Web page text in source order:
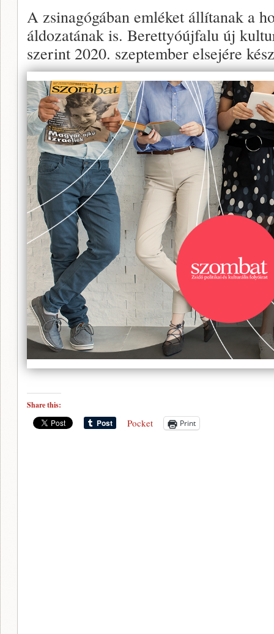
A zsinagógában emléket állítanak a
áldozatának is. Berettyóújfalu új
szerint 2020. szeptember elsejére
Share this:
Pocket Print